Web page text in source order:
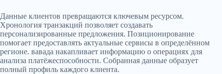
Данные клиентов превращаются ключевым ресурсом.
Хронология транзакций позволяет создавать
персонализированные предложения. Позиционирование
помогает предоставлять актуальные сервисы в определённом
регионе. вавада накапливает информацию о операциях для
анализа платёжеспособности. Собранная данные образует
полный профиль каждого клиента.